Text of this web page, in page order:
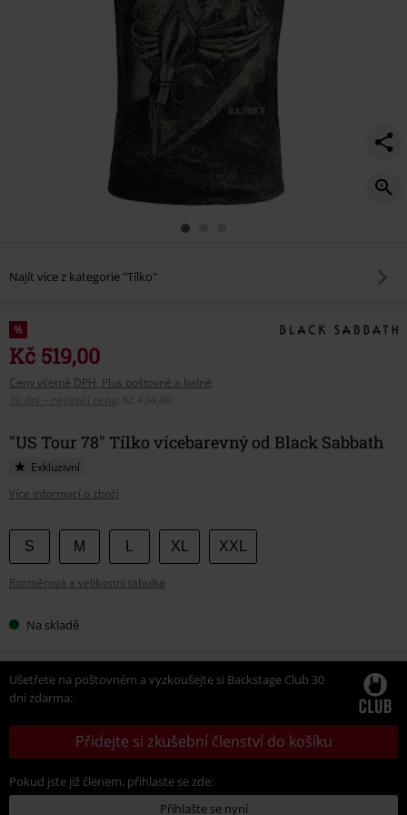
Najít více z kategorie "Tílko"
%
Kč 519,00
Ceny včetně DPH, Plus poštovné a balné
30 dní – nejlepší cena
Kč 434,40
"US Tour 78" Tílko vícebarevný od Black Sabbath
Exkluzivní
Více informací o zboží
Vyberte
si
velikost
S M XL XXL
Rozměrová a velikostní tabulka
Na skladě
Ušetřete na poštovném a vyzkoušejte si Backstage Club 30
dní zdarma:
Přidejte si zkušební členství do košíku
Pokud jste již členem, přihlaste se zde:
Přihlašte se nyní